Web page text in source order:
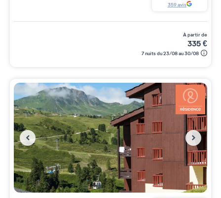
359avis
à partir de
335€
7 nuits du 23/08 au 30/08